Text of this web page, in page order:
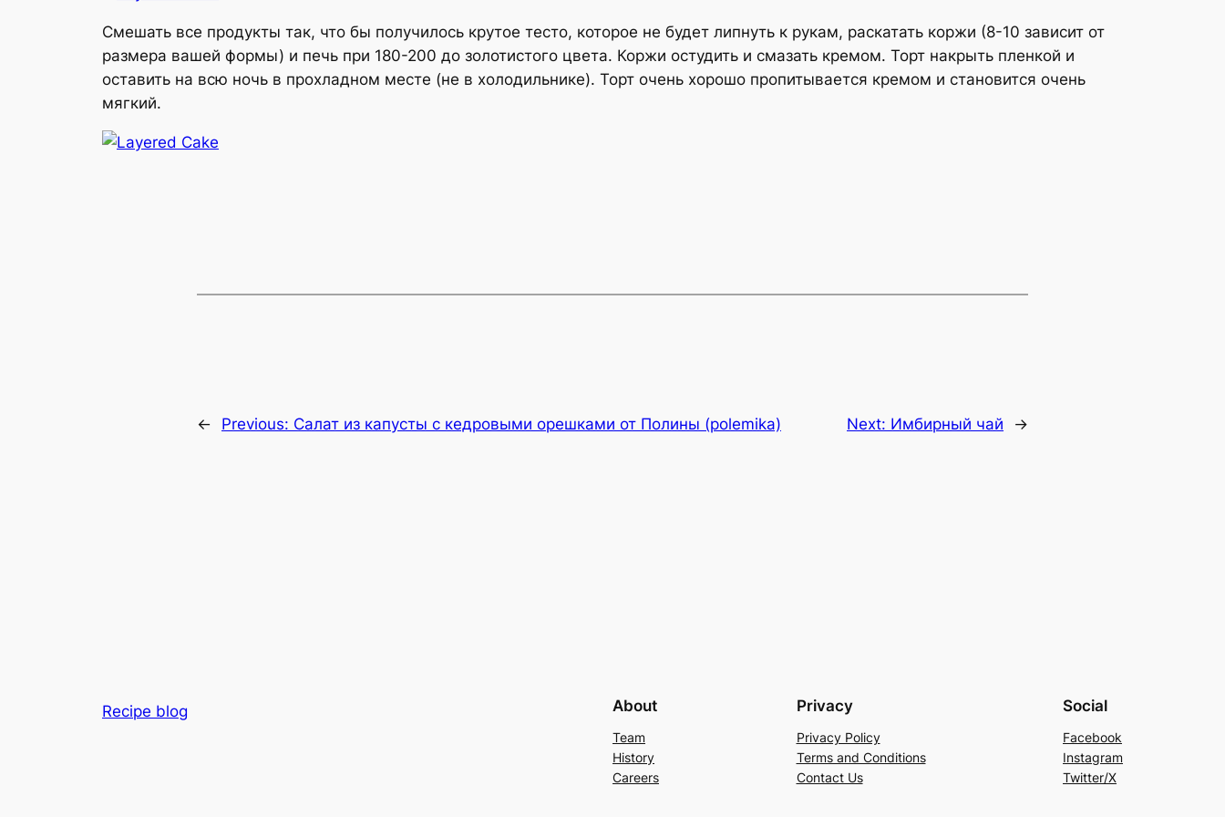
Смешать все продукты так, что бы получилось крутое тесто, которое не будет липнуть к рукам, раскатать коржи (8-10 зависит от
размера вашей формы) и печь при 180-200 до золотистого цвета. Коржи остудить и смазать кремом. Торт накрыть пленкой и
оставить на всю ночь в прохладном месте (не в холодильнике). Торт очень хорошо пропитывается кремом и становится очень
мягкий.
← Previous: Салат из капусты с кедровыми орешками от Полины (polemika) Next: Имбирный чай →
Recipe blog About
Team
History
Careers
Privacy
Privacy Policy
Terms and Conditions
Contact Us
Social
Facebook
Instagram
Twitter/X